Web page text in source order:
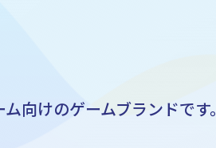
向けのゲームブランドです。